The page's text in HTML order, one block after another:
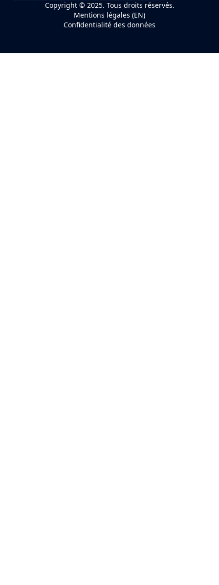
Copyright © 2025. Tous droits réservés.
Mentions légales (EN)
Confidentialité des données